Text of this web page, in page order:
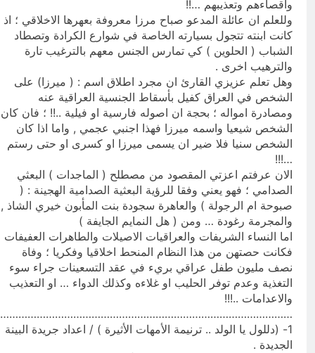
واقصاءهم وتعذيبهم …!!
وللعلم ان عائلة المدعو صباح مرزا معروفة بعهرها الاخلاقي ؛ اذ
كانت ابنته تتجول بسيارته الخاصة في شوارع الكرادة وتصطاد
الشباب ( الحلوين ) كي تمارس الجنس معهم بالترغيب تارة
والترهيب اخرى .
وهل تعلم عزيزي القارئ ان مجرد اطلاق اسم : ( ميرزا) على
الشخص في العراق كفيل بأسقاط الجنسية العراقية عنه
ومصادرة امواله ؛ بحجة ان اصوله فارسية او فيلية ..!! ؛ فان كان
الشخص شيعيا واسمه ميرزا فهذا اجنبي عجمي , واما اذا كان
الشخص سنيا فلا ضير ان يسمى ميرزا او كسرى او حتى رستم
…!!!
الان عرفتم اعزتي المقصود من مصطلح ( الماجدات ) البعثي
الصدامي ؛ فهو يعني وفقا للرؤية البعثية الصدامية الهجينة : (
صبوحة ام الرجولة ) والعاهرة سجودة بنت المأبون خيري الشاذ ,
والمجرمة رغودة … ومن ( هل النمايم الجايفة )
اما النساء الشريفات والعراقيات الاصيلات والطاهرات العفيفات
فكانت حصتهن من هذا النظام المنحط اخلاقيا وفكريا ؛ وفاة
نصف مليون طفل عراقي بريء في عقد التسعينات جراء سوء
التغذية وعدم توفر الحليب او غلاءه وكذلك الدواء … او التعذيب
والاعدامات ..!!!
……………………………………………………………………………………
1- (دللول يا الولد .. ترنيمة الأمهات الأثيرة ) / اعداد جريدة البينة
الجديدة .